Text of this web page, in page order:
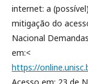
internet: a
mitigação do
Nacional
em:<
https://